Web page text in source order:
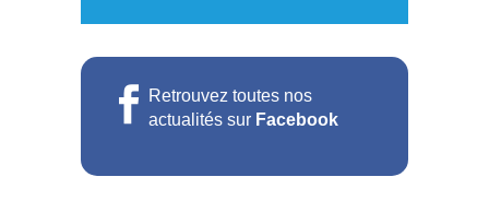
Retrouvez toutes nos
actualités sur Facebook